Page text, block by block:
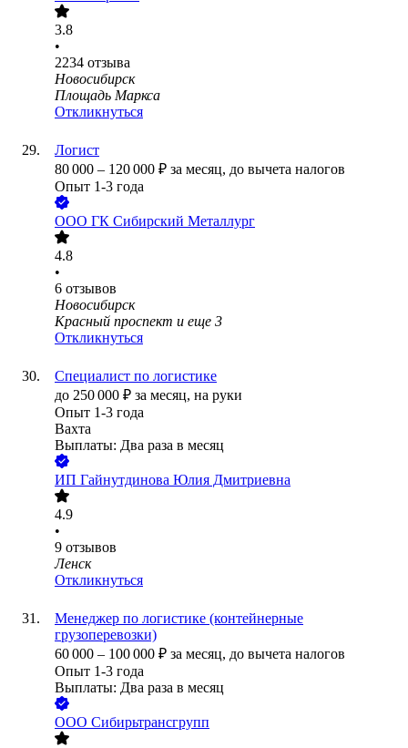
3.8
•
2234 отзыва
Новосибирск
Площадь Маркса
Откликнуться
Логист
80 000 – 120 000 ₽ за месяц, до вычета налогов
Опыт 1-3 года
ООО ГК Сибирский Металлург
4.8
•
6 отзывов
Новосибирск
Красный проспект и еще 3
Откликнуться
Специалист по логистике
до 250 000 ₽ за месяц, на руки
Опыт 1-3 года
Вахта
Выплаты: Два раза в месяц
ИП Гайнутдинова Юлия Дмитриевна
4.9
•
9 отзывов
Ленск
Откликнуться
Менеджер по логистике (контейнерные
грузоперевозки)
60 000 – 100 000 ₽ за месяц, до вычета налогов
Опыт 1-3 года
Выплаты: Два раза в месяц
ООО Сибирьтрансгрупп